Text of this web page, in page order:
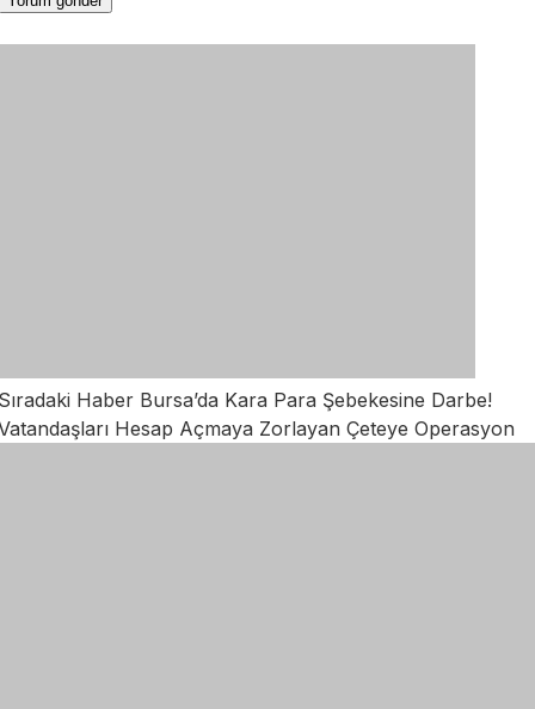
Haber Bursa’da Kara Para Şebekesine Darbe!
Hesap Açmaya Zorlayan Çeteye Operasyon